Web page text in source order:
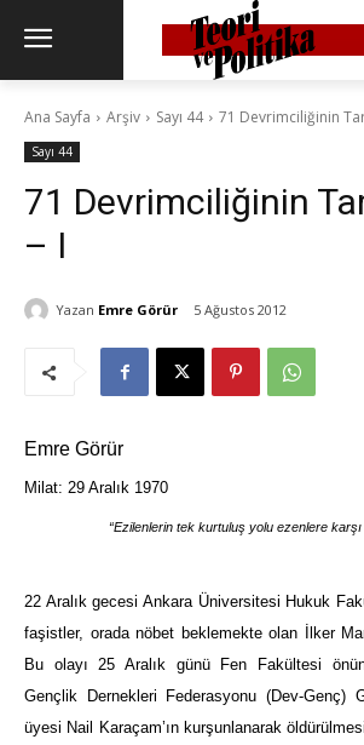
Ana Sayfa Arşiv Sayı 44 71 Devrimciliğinin
Sayı 44
71 Devrimciliğinin
– I
Yazan Emre Görür 5 Ağustos 2012
Emre Görür
Milat: 29 Aralık 1970
“Ezilenlerin tek kurtuluş yolu ezenlere
22 Aralık gecesi Ankara Üniversitesi Hukuk
faşistler, orada nöbet beklemekte olan İlker
Bu olayı 25 Aralık günü Fen Fakültesi
Gençlik Dernekleri Federasyonu (Dev-Genç)
üyesi Nail Karaçam’ın kurşunlanarak